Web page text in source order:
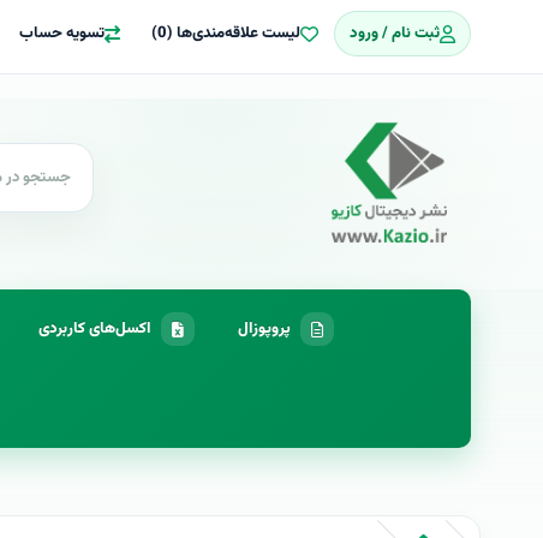
ثبت نام / ورود لیست علاقه‌مندی‌ها (0) تسویه حساب
پروپوزال اکسل‌های کاربردی